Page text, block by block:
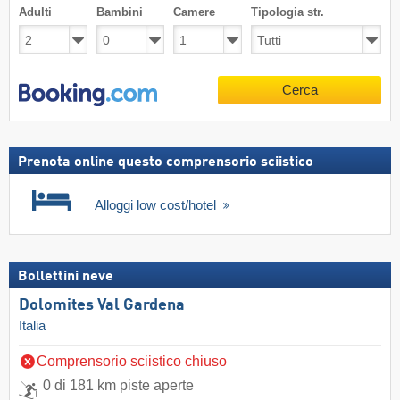
Adulti Bambini Camere Tipologia str.
Cerca
Prenota online questo comprensorio sciistico
Alloggi low cost/hotel
Bollettini neve
Dolomites Val Gardena
Italia
Comprensorio sciistico chiuso
0 di 181 km piste aperte